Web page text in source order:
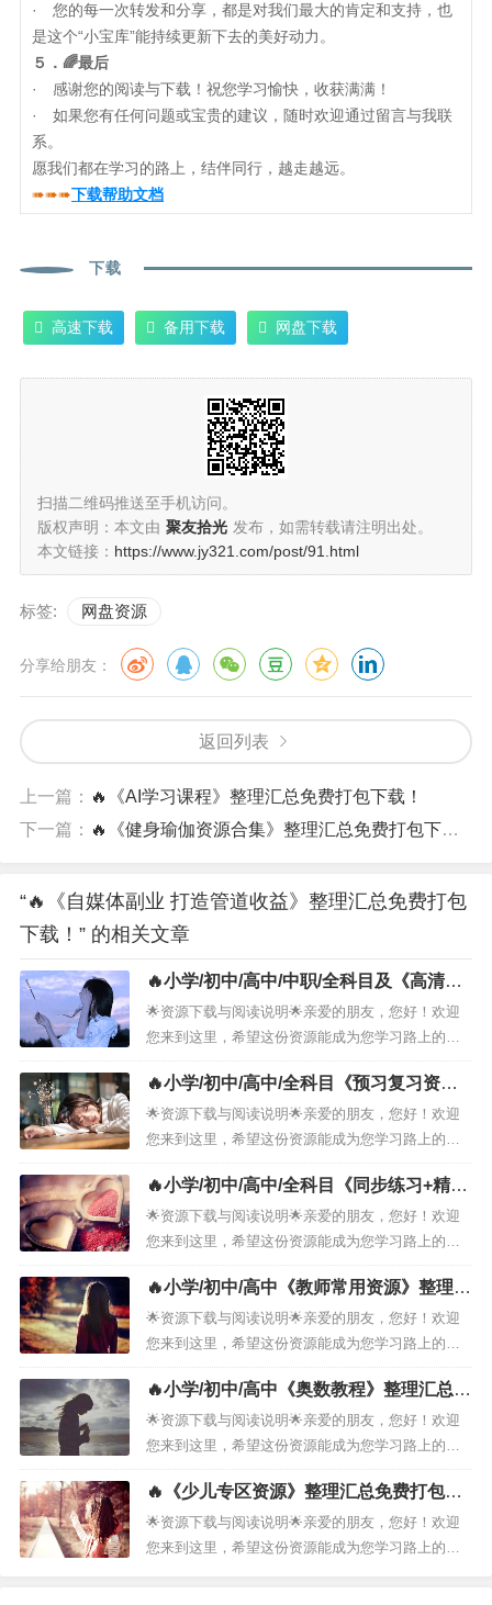
· 您的每一次转发和分享，都是对我们最大的肯定和支持，也
是这个“小宝库”能持续更新下去的美好动力。
５．🌈最后
· 感谢您的阅读与下载！祝您学习愉快，收获满满！
· 如果您有任何问题或宝贵的建议，随时欢迎通过留言与我联
系。
愿我们都在学习的路上，结伴同行，越走越远。
➠➠➠下载帮助文档
下载
高速下载 备用下载 网盘下载
扫描二维码推送至手机访问。
版权声明：本文由 聚友拾光 发布，如需转载请注明出处。
本文链接： https://www.jy321.com/post/91.html
标签: 网盘资源
分享给朋友：
返回列表
上一篇： 🔥《AI学习课程》整理汇总免费打包下载！
下一篇： 🔥《健身瑜伽资源合集》整理汇总免费打包下载！
“🔥《自媒体副业 打造管道收益》整理汇总免费打包
下载！” 的相关文章
🔥小学/初中/高中/中职/全科目及《高清电
子课本和教师用书》整理汇总免费打包下
载！
🌟资源下载与阅读说明🌟亲爱的朋友，您好！欢迎
您来到这里，希望这份资源能成为您学习路上的小
小助力。１. 📚资源名称· ［小学／初中／高中／
中职／全科目及《高清电子课本和教师用书》整理
汇总］２. 📖资源说明· 这份资料涵盖了 ［小学
／初中／高中／中职／全科目及《高清电子课本和
教师用书》整理汇总］，由我们...
🔥小学/初中/高中/全科目《预习复习资料
包》整理汇总免费打包下载！
🌟资源下载与阅读说明🌟亲爱的朋友，您好！欢迎
您来到这里，希望这份资源能成为您学习路上的小
小助力。１．📚资源名称· ［小学／初中／高中／
全科目《预习复习资料包》整理汇总］２．📖资源
说明· 这份资料涵盖了 ［小学／初中／高中／全
科目《预习复习资料包》整理汇总］，由我们精心
筛选、汇总而成，旨在为您提供系统...
🔥小学/初中/高中/全科目《同步练习+精品
试卷》整理汇总免费打包下载！
🌟资源下载与阅读说明🌟亲爱的朋友，您好！欢迎
您来到这里，希望这份资源能成为您学习路上的小
小助力。１．📚资源名称· ［小学／初中／高中／
全科目《同步练习＋精品试卷》整理汇总］２．📖
资源说明· 这份资料涵盖了［小学／初中／高中／
全科目《同步练习＋精品试卷》整理汇总］，由我
们精心筛选、汇总而成，旨在为您提...
🔥小学/初中/高中《教师常用资源》整理汇
总免费打包下载！
🌟资源下载与阅读说明🌟亲爱的朋友，您好！欢迎
您来到这里，希望这份资源能成为您学习路上的小
小助力。１．📚资源名称· ［小学／初中／高中
《教师常用资源》整理汇总》整理汇总］２．📖资
源说明· 这份资料涵盖了［小学／初中／高中《教
师常用资源》整理汇总］，由我们精心筛选、汇总
而成，旨在为您提供系统化的学习参考...
🔥小学/初中/高中《奥数教程》整理汇总免
费打包下载！
🌟资源下载与阅读说明🌟亲爱的朋友，您好！欢迎
您来到这里，希望这份资源能成为您学习路上的小
小助力。１．📚资源名称· ［小学／初中／高中
《奥数教程》整理汇总》整理汇总］２．📖资源说
明· 这份资料涵盖了［小学／初中／高中《奥数教
程》整理汇总］，由我们精心筛选、汇总而成，旨
🔥《少儿专区资源》整理汇总免费打包下
载！
🌟资源下载与阅读说明🌟亲爱的朋友，您好！欢迎
您来到这里，希望这份资源能成为您学习路上的小